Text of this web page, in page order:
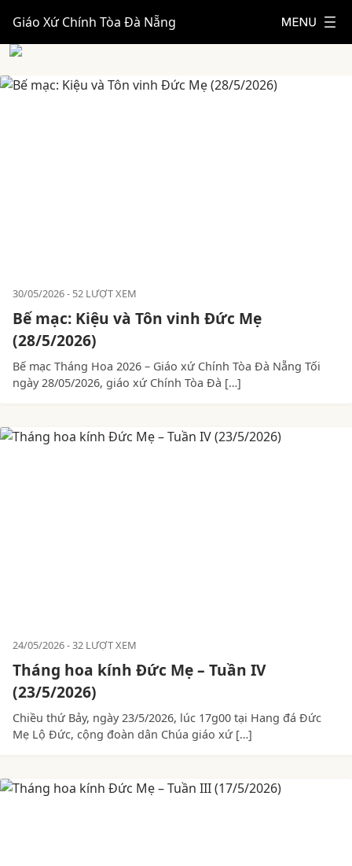
Giáo Xứ Chính Tòa Đà Nẵng
30/05/2026 52 LƯỢT XEM
Bế mạc: Kiệu và Tôn vinh Đức Mẹ
(28/5/2026)
Bế mạc Tháng Hoa 2026 – Giáo xứ Chính Tòa Đà Nẵng Tối
ngày 28/05/2026, giáo xứ Chính Tòa Đà […]
24/05/2026 32 LƯỢT XEM
Tháng hoa kính Đức Mẹ – Tuần IV
(23/5/2026)
Chiều thứ Bảy, ngày 23/5/2026, lúc 17g00 tại Hang đá Đức
Mẹ Lộ Đức, cộng đoàn dân Chúa giáo xứ […]